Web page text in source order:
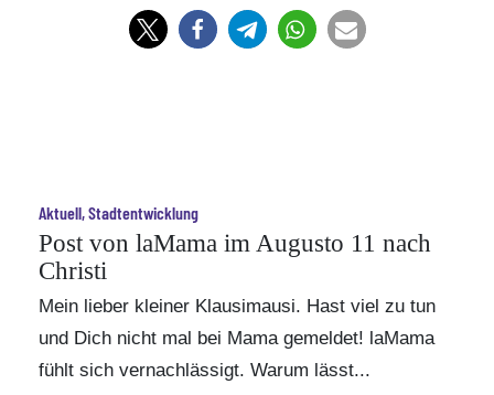
Aktuell, Stadtentwicklung
Post von laMama im Augusto 11 nach
Christi
Mein lieber kleiner Klausimausi. Hast viel zu tun
und Dich nicht mal bei Mama gemeldet! laMama
fühlt sich vernachlässigt. Warum lässt...